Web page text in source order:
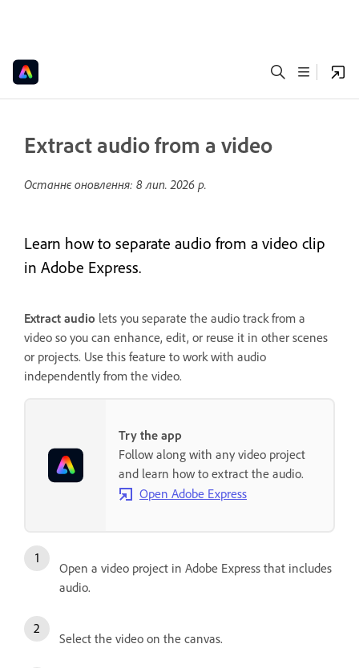
Extract audio from a video
Останнє оновлення: 8 лип. 2026 р.
Learn how to separate audio from a video clip
in Adobe Express.
Extract audio lets you separate the audio track from a
video so you can enhance, edit, or reuse it in other scenes
or projects. Use this feature to work with audio
independently from the video.
Try the app
Follow along with any video project
and learn how to extract the audio.
Open Adobe Express
Open a video project in Adobe Express that includes
audio.
Select the video on the canvas.